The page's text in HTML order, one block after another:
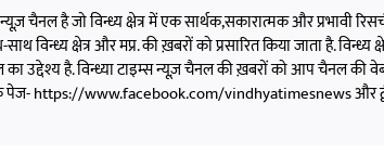
चैनल है जो विन्ध्य क्षेत्र में एक सार्थक,सकारात्मक और प्रभावी
विन्ध्य क्षेत्र और मप्र. की ख़बरों को प्रसारित किया जाता है.
का उद्देश्य है. विन्ध्या टाइम्स न्यूज़ चैनल की ख़बरों को आप चैनल
https://www.facebook.com/vindhyatimesnews और